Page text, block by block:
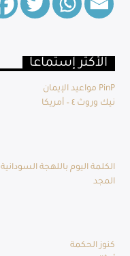
الأكثر إستماعا
مواعيد الإيمان PinP
نيك وروث ٤ – أمريكا
الكلمة اليوم باللهجة السودانية
المجد
كنوز الحكمة